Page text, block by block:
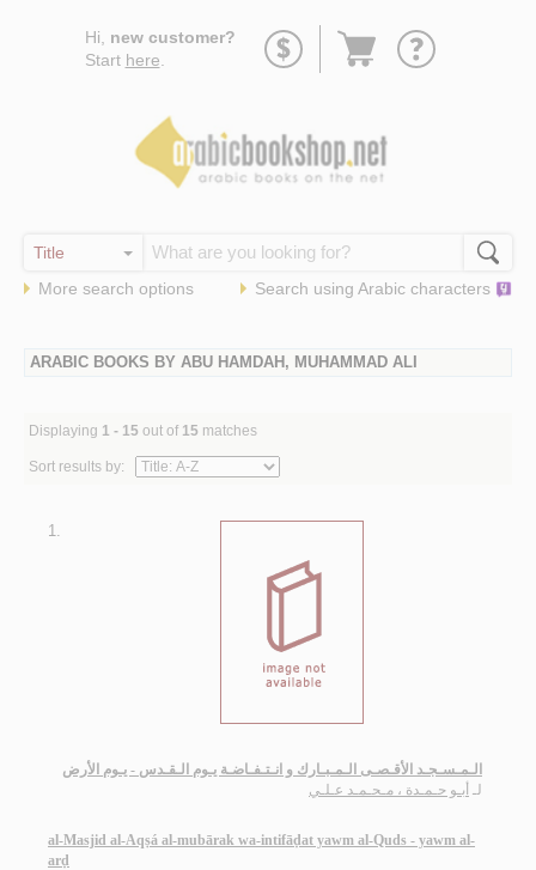
Hi, new customer?
Start here
Go
More search options Search using Arabic characters
ARABIC BOOKS BY ABU HAMDAH, MUHAMMAD ALI
Displaying 1 - 15 out of 15 matches
Sort results by:
1.
الـمـسـجـد الأقـصـى الـمـبـارك و انـتـفـاضـة يـوم الـقـدس - يـوم الأرض
لـ أبـو حـمـدة ، مـحـمـد عـلـي
al-Masjid al-Aqṣá al-mubārak wa-intifāḍat yawm al-Quds - yawm al-
arḍ